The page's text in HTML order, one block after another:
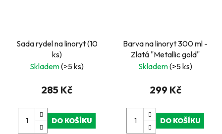
Sada rydel na linoryt (10
ks)
Skladem(>5 ks)
285 Kč
DO KOŠÍKU
Barva na linoryt 300 ml -
Zlatá "Metallic gold"
Skladem(>5 ks)
299 Kč
DO KOŠÍKU